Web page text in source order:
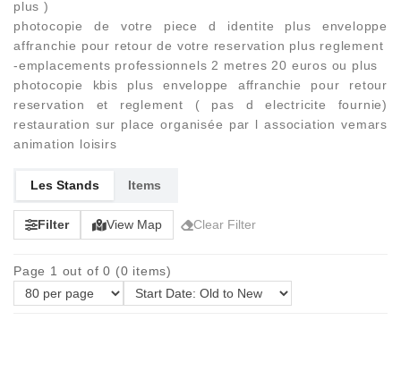
plus )
photocopie de votre piece d identite plus enveloppe
affranchie pour retour de votre reservation plus reglement
-emplacements professionnels 2 metres 20 euros ou plus
photocopie kbis plus enveloppe affranchie pour retour
reservation et reglement ( pas d electricite fournie)
restauration sur place organisée par l association vemars
animation loisirs
Les Stands Items
Filter View Map Clear Filter
Page 1 out of 0 (0 items)